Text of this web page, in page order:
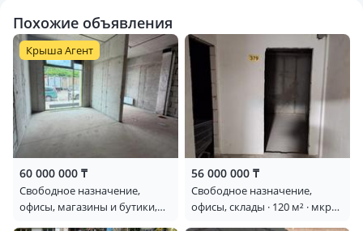
Похожие объявления
Крыша Агент
60 000 000 ₸
Свободное назначение,
офисы, магазины и бутики,
56 000 000 ₸
Свободное назначение,
офисы, склады · 120 м² · мкр